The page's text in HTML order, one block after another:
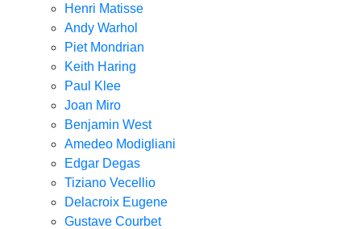
Henri Matisse
Andy Warhol
Piet Mondrian
Keith Haring
Paul Klee
Joan Miro
Benjamin West
Amedeo Modigliani
Edgar Degas
Tiziano Vecellio
Delacroix Eugene
Gustave Courbet